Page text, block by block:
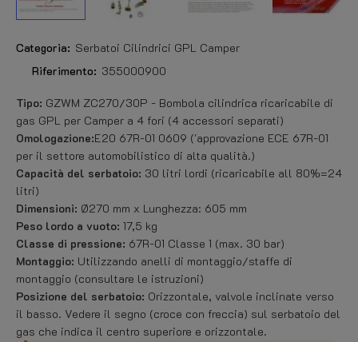
Categoria: Serbatoi Cilindrici GPL Camper
Riferimento: 355000900
Tipo: GZWM ZC270/30P - Bombola cilindrica ricaricabile di
gas GPL per Camper a 4 fori (4 accessori separati)
Omologazione:E20 67R-01 0609 ('approvazione ECE 67R-01
per il settore automobilistico di alta qualità.)
Capacità del serbatoio: 30 litri lordi (ricaricabile all 80%=24
litri)
Dimensioni: Ø270 mm x Lunghezza: 605 mm
Peso lordo a vuoto: 17,5 kg
Classe di pressione: 67R-01 Classe 1 (max. 30 bar)
Montaggio: Utilizzando anelli di montaggio/staffe di
montaggio (consultare le istruzioni)
Posizione del serbatoio: Orizzontale, valvole inclinate verso
il basso. Vedere il segno (croce con freccia) sul serbatoio del
gas che indica il centro superiore e orizzontale.